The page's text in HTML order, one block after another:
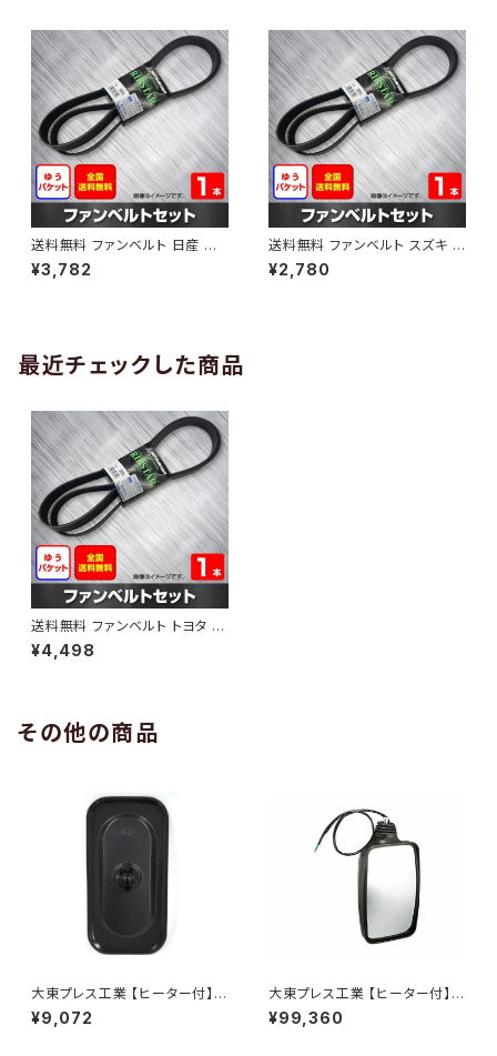
送料無料 ファンベルト 日産 キ
ューブ 型式Z12 H20.11～H24.
10 （国内トップメーカー） 1本 H
¥3,782
送料無料 ファンベルト スズキ ワ
ゴンR 型式MH34S H24.09～
H29.02 （国内トップメーカー）
¥2,780
最近チェックした商品
送料無料 ファンベルト トヨタ レ
ジアスエース 型式KDH222B H
17.01～H19.09 （国内トップメ
¥4,498
その他の商品
大東プレス工業 【ヒーター付】サ
イドミラー/バックミラーJ08 DI
-7BZ
¥9,072
大東プレス工業 【ヒーター付】ハ
イウェイミラー リモコン+ヒータ
ー付 DI-6021CXE
¥99,360